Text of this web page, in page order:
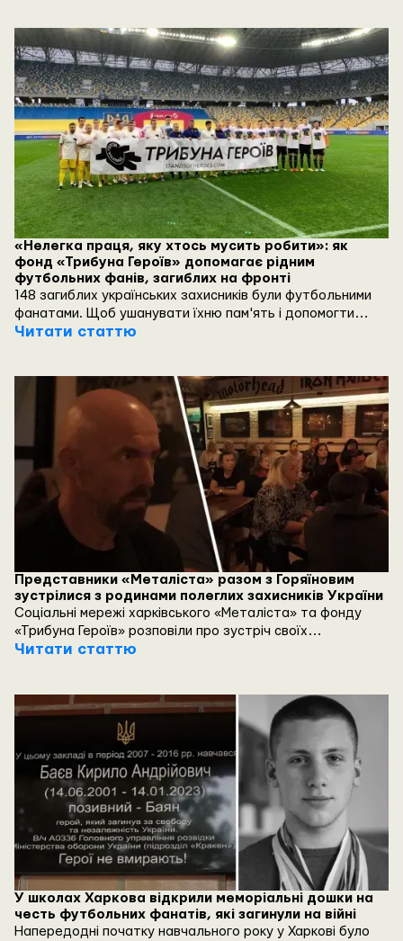
«Нелегка праця, яку хтось мусить робити»: як
фонд «Трибуна Героїв» допомагає рідним
футбольних фанів, загиблих на фронті
148 загиблих українських захисників були футбольними
фанатами. Щоб ушанувати їхню пам'ять і допомогти
сім'ям, уболівальники створили благодійний фонд
Читати статтю
Представники «Металіста» разом з Горяїновим
зустрілися з родинами полеглих захисників України
Соціальні мережі харківського «Металіста» та фонду
«Трибуна Героїв» розповіли про зустріч своїх
представників з з родинами полеглих захисників України.
Читати статтю
У школах Харкова відкрили меморіальні дошки на
честь футбольних фанатів, які загинули на війні
Напередодні початку навчального року у Харкові було